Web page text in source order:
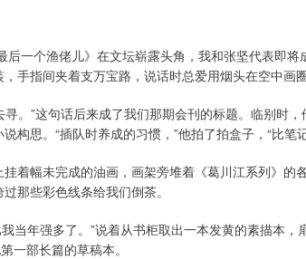
一个渔佬儿》在文坛崭露头角，我和张坚代表即将
手指间夹着支万宝路，说话时总爱用烟头在空中画圈
。”这句话后来成了我们那期会刊的标题。临别时，
构思。“插队时养成的习惯，”他拍了拍盒子，“比笔
着幅未完成的油画，画架旁堆着《葛川江系列》的
那些彩色线条给我们倒茶。
当年强多了。”说着从书柜取出一本发黄的素描本，
一部长篇的草稿本。